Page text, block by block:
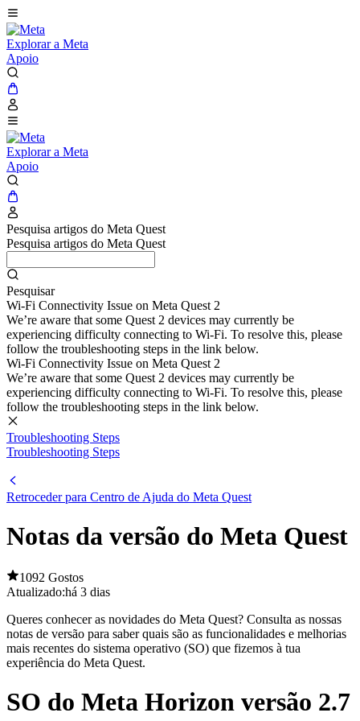
Explorar a Meta
Apoio
Explorar a Meta
Apoio
Pesquisa artigos do Meta Quest
Pesquisa artigos do Meta Quest
Pesquisar
Wi-Fi Connectivity Issue on Meta Quest 2
We’re aware that some Quest 2 devices may currently be
experiencing difficulty connecting to Wi-Fi. To resolve this, please
follow the troubleshooting steps in the link below.
Wi-Fi Connectivity Issue on Meta Quest 2
We’re aware that some Quest 2 devices may currently be
experiencing difficulty connecting to Wi-Fi. To resolve this, please
follow the troubleshooting steps in the link below.
Troubleshooting Steps
Troubleshooting Steps
Retroceder para Centro de Ajuda do Meta Quest
Notas da versão do Meta Quest
1092 Gostos
Atualizado:há 3 dias
Queres conhecer as novidades do Meta Quest? Consulta as nossas
notas de versão para saber quais são as funcionalidades e melhorias
mais recentes do sistema operativo (SO) que fizemos à tua
experiência do Meta Quest.
SO do Meta Horizon versão 2.7